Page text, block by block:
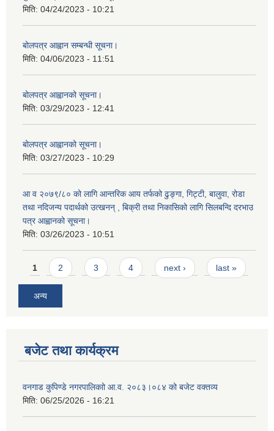
मिति: 04/24/2023 - 10:21
बोलपत्र आह्वान सम्बन्धी सूचना।
मिति: 04/06/2023 - 11:51
बोलपत्र आह्वानको सूचना।
मिति: 03/29/2023 - 12:41
बोलपत्र आह्वानको सूचना।
मिति: 03/27/2023 - 10:29
आ व २०७९/८० को लागि आन्तरिक आय तर्फको ढुङ्गा, गिट्टी, बालुवा, रोडा
तथा नदिजन्य पदार्थको उत्खनन् , बिक्री तथा निकासिको लागि सिलबन्दि दरभाउ
पत्र आह्वानको सूचना।
मिति: 03/26/2023 - 10:51
Pages
1 2 3 4 next › last »
अन्य
बजेट तथा कार्यक्रम
वनगाड कुपिण्डे नगरपालिकाो आ.व. २०८३।०८४ को बजेट वक्तव्य
मिति: 06/25/2026 - 16:21